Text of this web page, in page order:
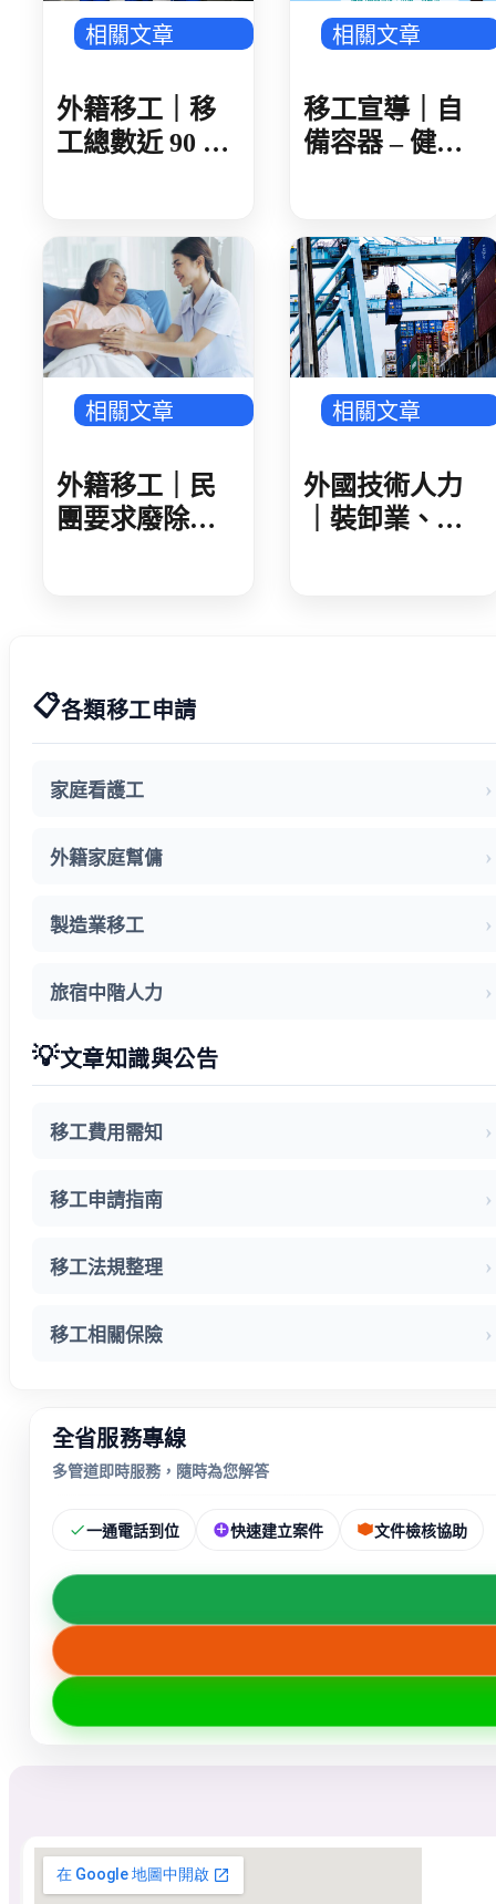
相關文章
外籍移工｜移
工總數近 90 萬
頭 金屬、機械
傳產回溫
相關文章
移工宣導｜自
備容器 – 健康
相關文章
外籍移工｜民
團要求廢除家
相關文章
外國技術人力
｜裝卸業、集
📋各類移工申請
家庭看護工
外籍家庭幫傭
製造業移工
旅宿中階人力
💡文章知識與公告
移工費用需知
移工申請指南
移工法規整理
移工相關保險
全省服務專線
多管道即時服務，隨時為您解答
一通電話到位 快速建立案件 文件檢核協助